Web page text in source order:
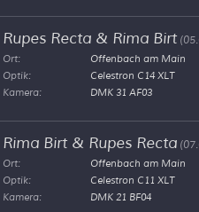
Rupes Recta & Rima Birt
Ort:
Offenbach am Main
Optik:
Celestron C14 XLT
Kamera:
DMK 31 AF03
Rima Birt & Rupes Recta
Ort:
Offenbach am Main
Optik:
Celestron C11 XLT
Kamera:
DMK 21 BF04